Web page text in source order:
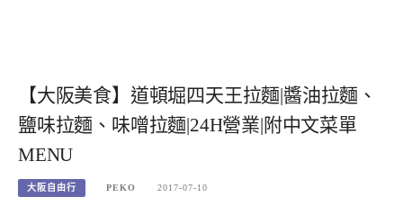
【大阪美食】道頓堀四天王拉麵|醬油拉麵、
鹽味拉麵、味噌拉麵|24H營業|附中文菜單
MENU
大阪自由行 PEKO 2017-07-10